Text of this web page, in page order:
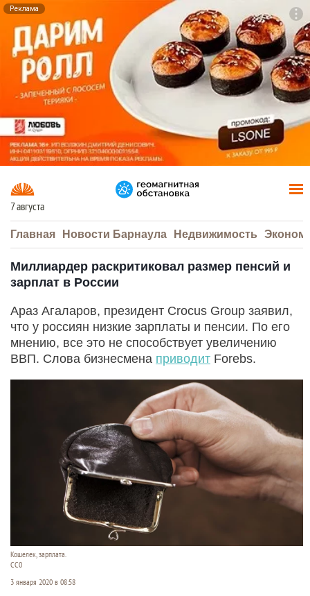
Реклама
7 августа
Главная Новости Барнаула Недвижимость
Миллиардер раскритиковал размер пенсий и
зарплат в России
Араз Агаларов, президент Crocus Group заявил,
что у россиян низкие зарплаты и пенсии. По его
мнению, все это не способствует увеличению
ВВП. Слова бизнесмена приводит Forebs.
Кошелек, зарплата.
СС0
3 января 2020 в 08:58